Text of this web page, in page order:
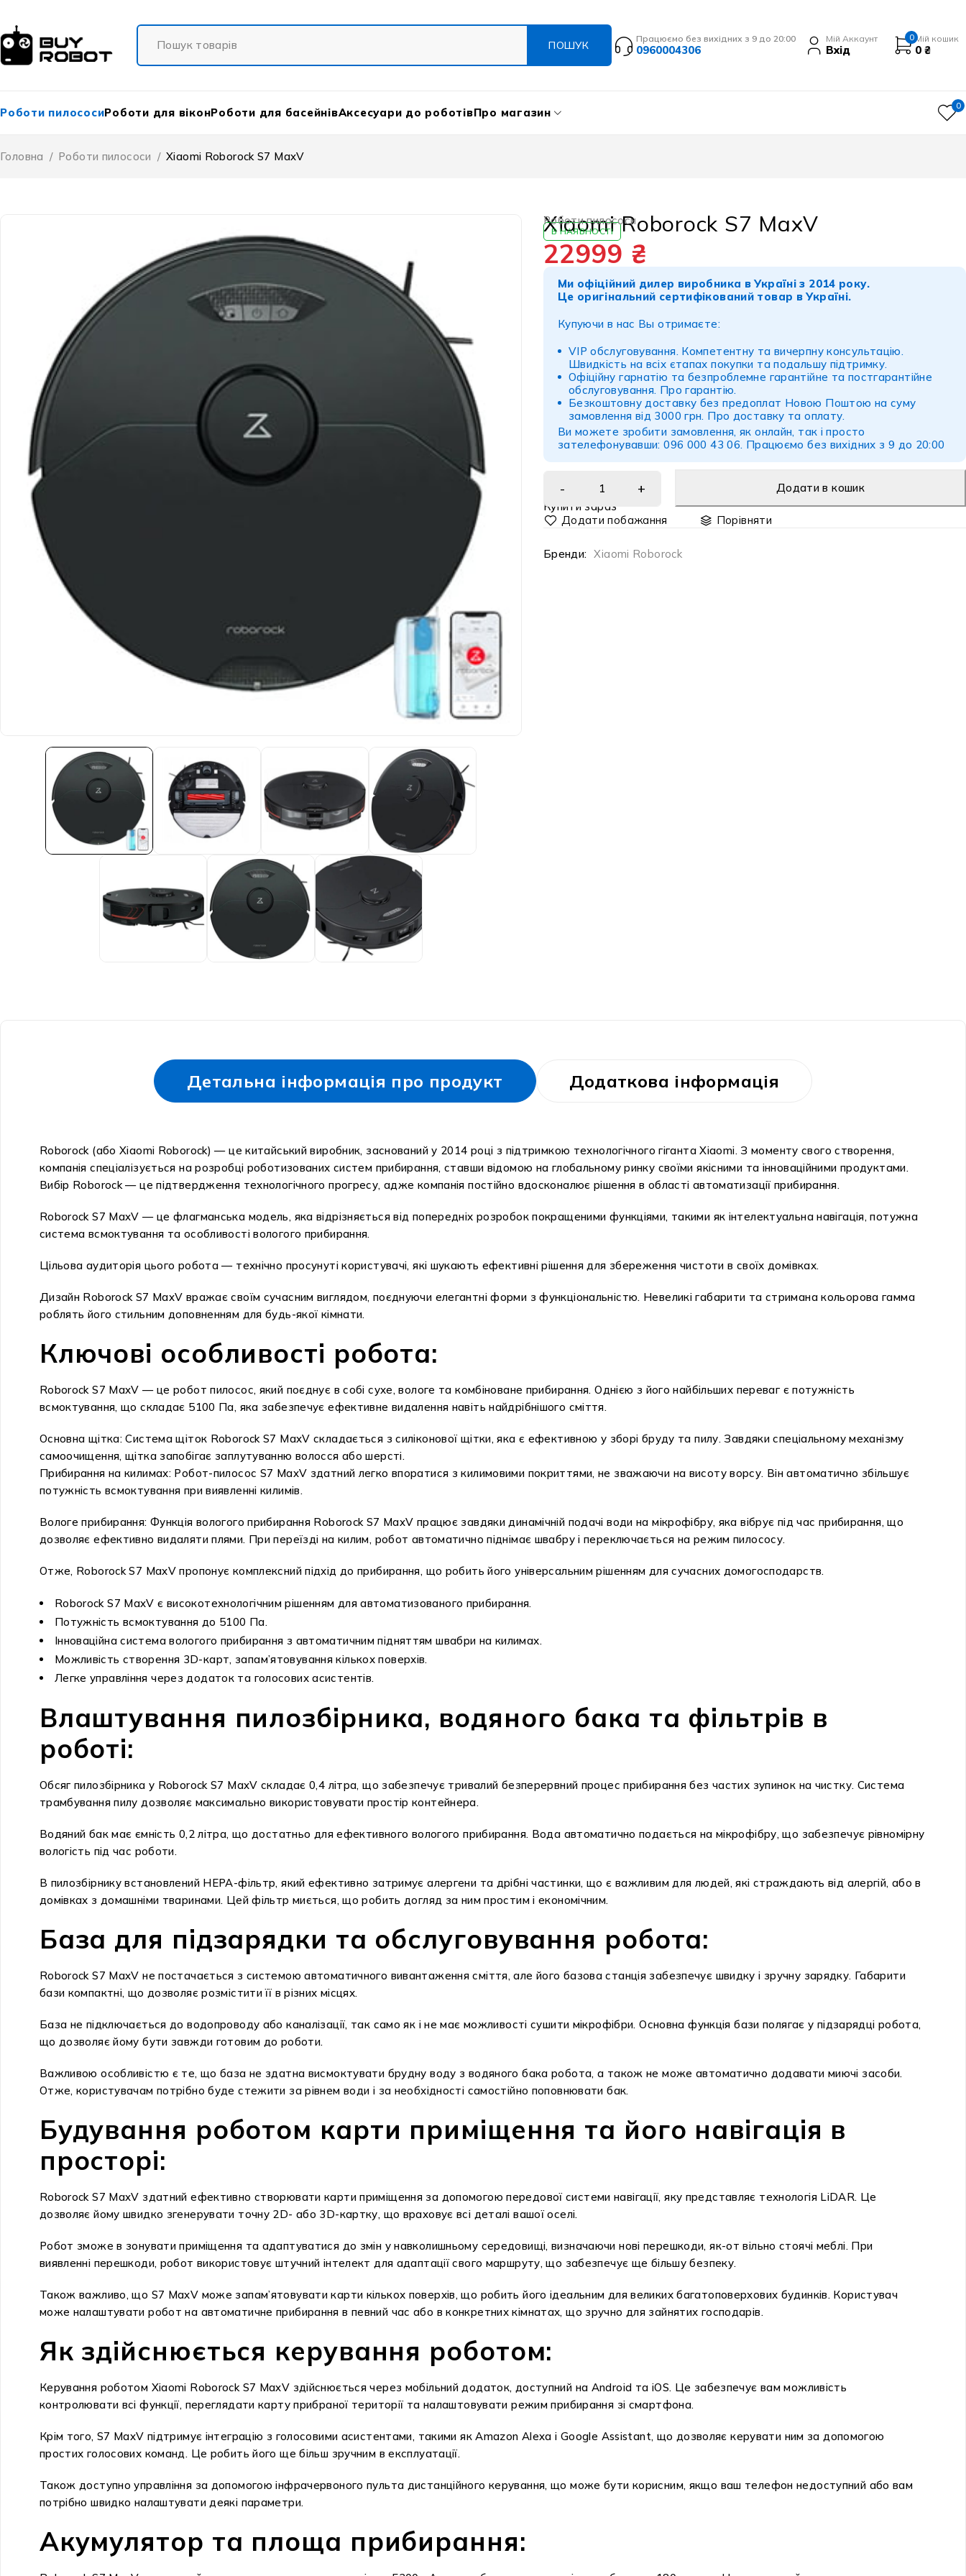
Працюємо без вихідних з 9 до 20:00
0960004306
Мій Аккаунт
Вхід
0 Мій кошик
0 ₴
Роботи пилососиРоботи для віконРоботи для басейнівАксесуари до роботівПро магазин 0
Головна / Роботи пилососи / Xiaomi Roborock S7 MaxV
Роботи пилососи
Xiaomi Roborock S7 MaxV
В НАЯВНОСТІ
22999 ₴
Ми офіційний дилер виробника в Україні з 2014 року.
Це оригінальний сертифікований товар в Україні.
Купуючи в нас Вы отримаєте:
VIP обслуговування. Компетентну та вичерпну консультацію.
Швидкість на всіх єтапах покупки та подальшу підтримку.
Офіційну гарнатію та безпроблемне гарантійне та постгарантійне
обслуговування. Про гарантію.
Безкоштовну доставку без предоплат Новою Поштою на суму
замовлення від 3000 грн. Про доставку таоплату.
Ви можете зробити замовлення, як онлайн, так і просто
зателефонувавши: 096 000 43 06. Працюємо без вихідних з 9 до 20:00
Додати в кошик
Купити зараз
Порівняти
Бренди: Xiaomi Roborock
Детальна інформація про продукт Додаткова інформація
Roborock (або Xiaomi Roborock) — це китайський виробник, заснований у 2014 році з підтримкою технологічного гіганта Xiaomi. З моменту свого створення,
компанія спеціалізується на розробці роботизованих систем прибирання, ставши відомою на глобальному ринку своїми якісними та інноваційними продуктами.
Вибір Roborock — це підтвердження технологічного прогресу, адже компанія постійно вдосконалює рішення в області автоматизації прибирання.
Roborock S7 MaxV — це флагманська модель, яка відрізняється від попередніх розробок покращеними функціями, такими як інтелектуальна навігація, потужна
система всмоктування та особливості вологого прибирання.
Цільова аудиторія цього робота — технічно просунуті користувачі, які шукають ефективні рішення для збереження чистоти в своїх домівках.
Дизайн Roborock S7 MaxV вражає своїм сучасним виглядом, поєднуючи елегантні форми з функціональністю. Невеликі габарити та стримана кольорова гамма
роблять його стильним доповненням для будь-якої кімнати.
Ключові особливості робота:
Roborock S7 MaxV — це робот пилосос, який поєднує в собі сухе, вологе та комбіноване прибирання. Однією з його найбільших переваг є потужність
всмоктування, що складає 5100 Па, яка забезпечує ефективне видалення навіть найдрібнішого сміття.
Основна щітка: Система щіток Roborock S7 MaxV складається з силіконової щітки, яка є ефективною у зборі бруду та пилу. Завдяки спеціальному механізму
самоочищення, щітка запобігає заплутуванню волосся або шерсті.
Прибирання на килимах: Робот-пилосос S7 MaxV здатний легко впоратися з килимовими покриттями, не зважаючи на висоту ворсу. Він автоматично збільшує
потужність всмоктування при виявленні килимів.
Вологе прибирання: Функція вологого прибирання Roborock S7 MaxV працює завдяки динамічній подачі води на мікрофібру, яка вібрує під час прибирання, що
дозволяє ефективно видаляти плями. При переїзді на килим, робот автоматично піднімає швабру і переключається на режим пилососу.
Отже, Roborock S7 MaxV пропонує комплексний підхід до прибирання, що робить його універсальним рішенням для сучасних домогосподарств.
Roborock S7 MaxV є високотехнологічним рішенням для автоматизованого прибирання.
Потужність всмоктування до 5100 Па.
Інноваційна система вологого прибирання з автоматичним підняттям швабри на килимах.
Можливість створення 3D-карт, запам’ятовування кількох поверхів.
Легке управління через додаток та голосових асистентів.
Влаштування пилозбірника, водяного бака та фільтрів в
роботі:
Обсяг пилозбірника у Roborock S7 MaxV складає 0,4 літра, що забезпечує тривалий безперервний процес прибирання без частих зупинок на чистку. Система
трамбування пилу дозволяє максимально використовувати простір контейнера.
Водяний бак має ємність 0,2 літра, що достатньо для ефективного вологого прибирання. Вода автоматично подається на мікрофібру, що забезпечує рівномірну
вологість під час роботи.
В пилозбірнику встановлений HEPA-фільтр, який ефективно затримує алергени та дрібні частинки, що є важливим для людей, які страждають від алергій, або в
домівках з домашніми тваринами. Цей фільтр миється, що робить догляд за ним простим і економічним.
База для підзарядки та обслуговування робота:
Roborock S7 MaxV не постачається з системою автоматичного вивантаження сміття, але його базова станція забезпечує швидку і зручну зарядку. Габарити
бази компактні, що дозволяє розмістити її в різних місцях.
База не підключається до водопроводу або каналізації, так само як і не має можливості сушити мікрофібри. Основна функція бази полягає у підзарядці робота,
що дозволяє йому бути завжди готовим до роботи.
Важливою особливістю є те, що база не здатна висмоктувати брудну воду з водяного бака робота, а також не може автоматично додавати миючі засоби.
Отже, користувачам потрібно буде стежити за рівнем води і за необхідності самостійно поповнювати бак.
Будування роботом карти приміщення та його навігація в
просторі:
Roborock S7 MaxV здатний ефективно створювати карти приміщення за допомогою передової системи навігації, яку представляє технологія LiDAR. Це
дозволяє йому швидко згенерувати точну 2D- або 3D-картку, що враховує всі деталі вашої оселі.
Робот зможе в зонувати приміщення та адаптуватися до змін у навколишньому середовищі, визначаючи нові перешкоди, як-от вільно стоячі меблі. При
виявленні перешкоди, робот використовує штучний інтелект для адаптації свого маршруту, що забезпечує ще більшу безпеку.
Також важливо, що S7 MaxV може запам’ятовувати карти кількох поверхів, що робить його ідеальним для великих багатоповерхових будинків. Користувач
може налаштувати робот на автоматичне прибирання в певний час або в конкретних кімнатах, що зручно для зайнятих господарів.
Як здійснюється керування роботом:
Керування роботом Xiaomi Roborock S7 MaxV здійснюється через мобільний додаток, доступний на Android та iOS. Це забезпечує вам можливість
контролювати всі функції, переглядати карту прибраної території та налаштовувати режим прибирання зі смартфона.
Крім того, S7 MaxV підтримує інтеграцію з голосовими асистентами, такими як Amazon Alexa і Google Assistant, що дозволяє керувати ним за допомогою
простих голосових команд. Це робить його ще більш зручним в експлуатації.
Також доступно управління за допомогою інфрачервоного пульта дистанційного керування, що може бути корисним, якщо ваш телефон недоступний або вам
потрібно швидко налаштувати деякі параметри.
Акумулятор та площа прибирання: